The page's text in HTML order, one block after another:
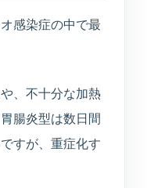
感染症の中で最
、不十分な加熱
腸炎型は数日間
すが、重症化す